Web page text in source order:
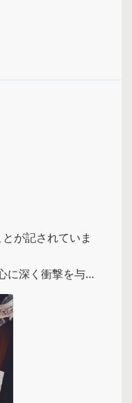
が記されていま
に深く衝撃を与え
、こんなにかっ